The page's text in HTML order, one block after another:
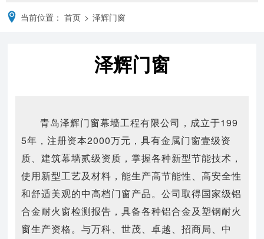
当前位置： 首页 > 泽辉门窗
泽辉门窗
青岛泽辉门窗幕墙工程有限公司，成立于199
5年，注册资本2000万元，具有金属门窗壹级资
质、建筑幕墙贰级资质，掌握各种新型节能技术，
使用新型工艺及材料，能生产高节能性、高安全性
和舒适美观的中高档门窗产品。公司取得国家级铝
合金耐火窗检测报告，具备各种铝合金及塑钢耐火
窗生产资格。与万科、世茂、卓越、招商局、中